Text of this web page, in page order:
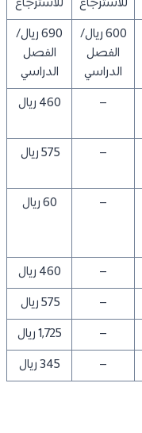
للاسترجاع
للاسترجاع
600 ريال/
الفصل
الدراسي
690 ريال/
الفصل
الدراسي
– 460 ريال
– 575 ريال
– 60 ريال
–
460 ريال
–
575 ريال
–
1,725 ريال
– 345 ريال